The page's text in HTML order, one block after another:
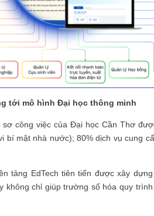
Phần mềm ISO Điện tử
Phần mềm Quản lý
tới mô hình Đại học thông minh
công việc của Đại học Cần Thơ
bí mật nhà nước); 80% dịch vụ cung
tảng EdTech tiên tiến được xây
không chỉ giúp trường số hóa quy